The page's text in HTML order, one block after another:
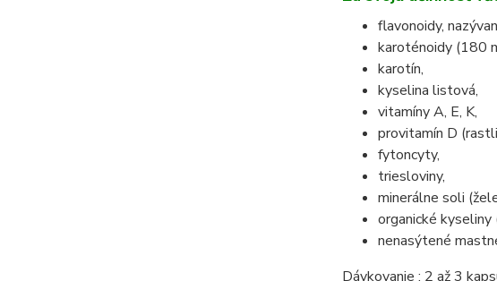
flavonoidy,
karoténoidy (180
karotín,
kyselina listová,
vitamíny A, E, K,
provitamín D
fytoncyty,
triesloviny,
minerálne soli
organické kyseliny
nenasýtené
Dávkovanie : 2 až 3